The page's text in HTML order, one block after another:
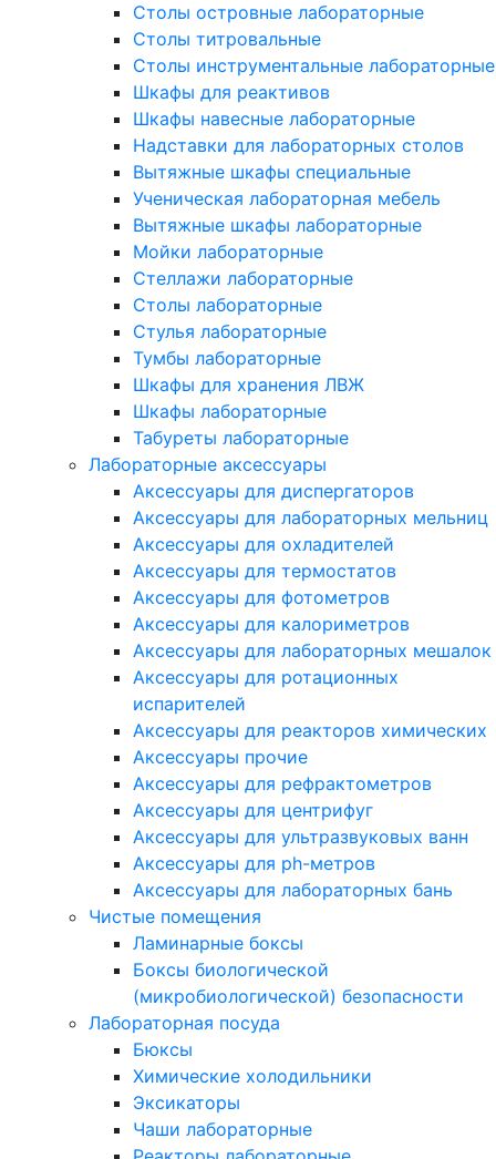
Столы островные лабораторные
Столы титровальные
Столы инструментальные лабораторные
Шкафы для реактивов
Шкафы навесные лабораторные
Надставки для лабораторных столов
Вытяжные шкафы специальные
Ученическая лабораторная мебель
Вытяжные шкафы лабораторные
Мойки лабораторные
Стеллажи лабораторные
Столы лабораторные
Стулья лабораторные
Тумбы лабораторные
Шкафы для хранения ЛВЖ
Шкафы лабораторные
Табуреты лабораторные
Лабораторные аксессуары
Аксессуары для диспергаторов
Аксессуары для лабораторных мельниц
Аксессуары для охладителей
Аксессуары для термостатов
Аксессуары для фотометров
Аксессуары для калориметров
Аксессуары для лабораторных мешалок
Аксессуары для ротационных
испарителей
Аксессуары для реакторов химических
Аксессуары прочие
Аксессуары для рефрактометров
Аксессуары для центрифуг
Аксессуары для ультразвуковых ванн
Аксессуары для ph-метров
Аксессуары для лабораторных бань
Чистые помещения
Ламинарные боксы
Боксы биологической
(микробиологической) безопасности
Лабораторная посуда
Бюксы
Химические холодильники
Эксикаторы
Чаши лабораторные